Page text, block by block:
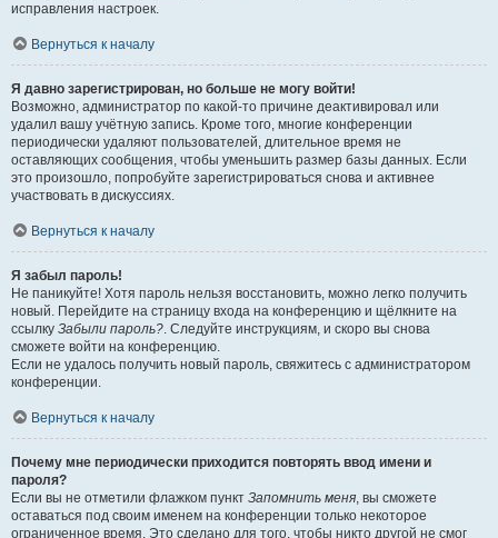
исправления настроек.
Вернуться к началу
Я давно зарегистрирован, но больше не могу войти!
Возможно, администратор по какой-то причине деактивировал или
удалил вашу учётную запись. Кроме того, многие конференции
периодически удаляют пользователей, длительное время не
оставляющих сообщения, чтобы уменьшить размер базы данных. Если
это произошло, попробуйте зарегистрироваться снова и активнее
участвовать в дискуссиях.
Вернуться к началу
Я забыл пароль!
Не паникуйте! Хотя пароль нельзя восстановить, можно легко получить
новый. Перейдите на страницу входа на конференцию и щёлкните на
ссылку Забыли пароль?. Следуйте инструкциям, и скоро вы снова
сможете войти на конференцию.
Если не удалось получить новый пароль, свяжитесь с администратором
конференции.
Вернуться к началу
Почему мне периодически приходится повторять ввод имени и
пароля?
Если вы не отметили флажком пункт Запомнить меня, вы сможете
оставаться под своим именем на конференции только некоторое
ограниченное время. Это сделано для того, чтобы никто другой не смог